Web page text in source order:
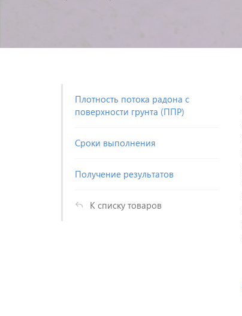
Плотность потока радона с
поверхности грунта (ППР)
Сроки выполнения
Получение результатов
К списку товаров